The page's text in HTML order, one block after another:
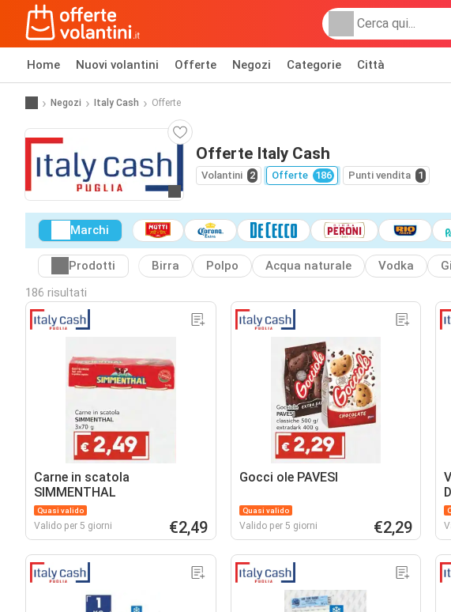
Home Nuovi volantini Offerte Negozi Categorie Città
Negozi Italy Cash Offerte
Vai al sito web
Offerte Italy Cash
Volantini 2 Offerte 186 Punti vendita 1
Marchi
Prodotti Birra Polpo Acqua naturale Vodka
186 risultati
Carne in scatola
SIMMENTHAL
Quasi valido
Valido per 5 giorni €2,49
Gocci ole PAVESI
Quasi valido
Valido per 5 giorni €2,29